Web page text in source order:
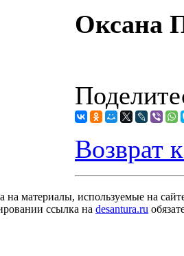
Оксана
Возврат
на материалы, используемые на
ссылка на desantura.ru